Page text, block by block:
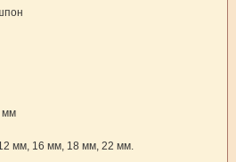
мм
мм, 16 мм, 18 мм, 22 мм.